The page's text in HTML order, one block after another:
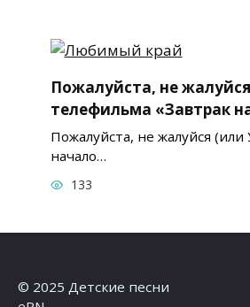
Пожалуйста, не
телефильма «Завтрак
Пожалуйста, не жалуйся (или
начало…
133
© 2025 Детские песни